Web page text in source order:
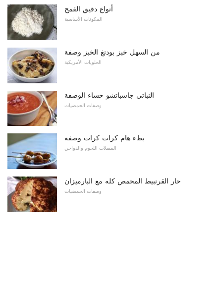
أنواع دقيق القمح
المكونات الأساسية
من السهل خبز بودنغ الخبز وصفة
الحلويات الأمريكية
النباتي جاسباتشو حساء الوصفة
وصفات الحمضيات
بطء هام كرات كرات وصفه
المقبلات اللحوم والدواجن
حار القرنبيط المحمص كله مع البارميزان
وصفات الحمضيات